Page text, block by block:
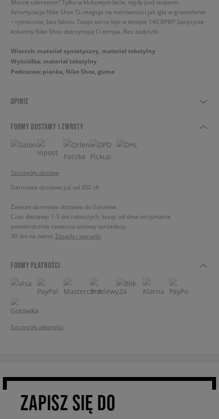
Mocne uderzenie? Tylko w klubowym bicie, nigdy pod stopami.
Amortyzacja Nike Shox TL reaguje na nierówności jak igła w gramofonie
– rytmicznie, bez fałszu. Twoje serce bije w tempie 140 BPM? Sprężyste
kolumny Nike Shox dotrzymają Ci tempa. Bez zadyszki.
Wierzch: materiał syntetyczny, materiał tekstylny
Wyściółka: materiał tekstylny
Podeszwa: pianka, Nike Shox, guma
OPINIE
FORMY DOSTAWY I ZWROTY
Szczegóły dostaw
Darmowa dostawa już od 350 zł!
Zawsze darmowa dostawa do Salonów
Czas dostawy: 1-5 dni roboczych, licząc od dnia otrzymania
potwierdzenia zawarcia umowy sprzedaży.
30 dni na zwrot. Zasady i warunki
FORMY PŁATNOŚCI
Szczegóły płatności
ZAPISZ SIĘ DO